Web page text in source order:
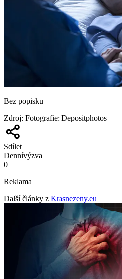
Bez popisku
Zdroj: Fotografie: Depositphotos
Sdílet
Dennívýzva
0
Reklama
Další články z Krasnezeny.eu